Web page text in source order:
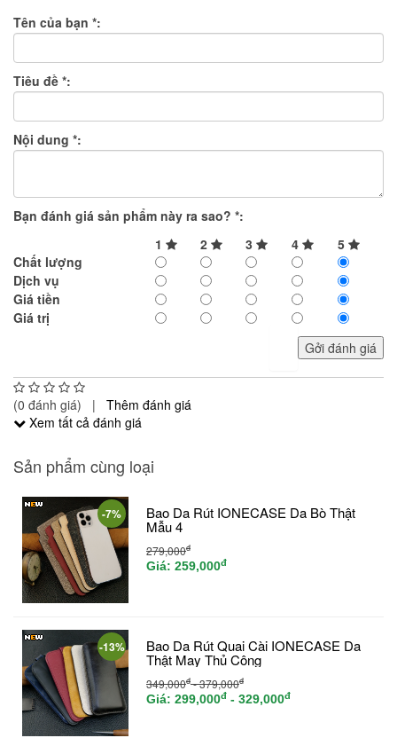
Tên của bạn *:
Tiêu đề *:
Nội dung *:
Bạn đánh giá sản phẩm này ra sao? *:
1
2 3 4
5
Chất lượng
Dịch vụ
Giá tiền
Giá trị
Gởi đánh giá
(0 đánh giá) | Thêm đánh giá
Xem tất cả đánh giá
Sản phẩm cùng loại
-7% Bao Da Rút IONECASE Da Bò Thật
Mẫu 4
279,000đ
Giá: 259,000đ
-13% Bao Da Rút Quai Cài IONECASE Da
Thật May Thủ Công
349,000đ- 379,000đ
Giá: 299,000đ - 329,000đ